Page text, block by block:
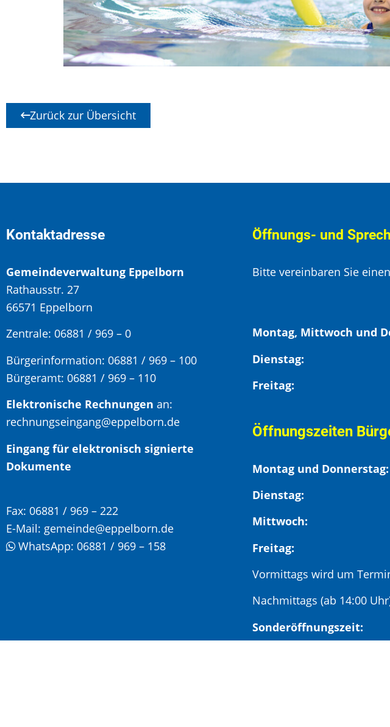
Zurück zur Übersicht
Kontaktadresse
Gemeindeverwaltung Eppelborn
Rathausstr. 27
66571 Eppelborn
Zentrale: 06881 / 969 – 0
Bürgerinformation: 06881 / 969 – 100
Bürgeramt: 06881 / 969 – 110
Elektronische Rechnungen an:
rechnungseingang@eppelborn.de
Eingang für elektronisch signierte
Dokumente
Fax: 06881 / 969 – 222
E-Mail: gemeinde@eppelborn.de
WhatsApp: 06881 / 969 – 158
Öffnungs- und
Bitte vereinbaren Sie
Montag, Mittwoch und
Öffnungszeiten
Montag und Donnerstag:
Dienstag: 8:00 –
Mittwoch: 8:00 –
Freitag:
Vormittags wird um
Nachmittags (ab 14:00
Sonderöffnungszeit: